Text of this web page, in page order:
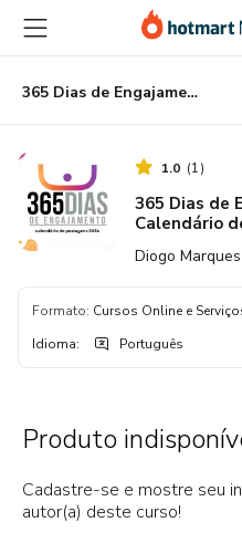
para
conteúdo
principal
para
pagamento
para
rodapé
365 Dias de Engajamento Premium - Calendário de Conteúdo 2024
1.0 (1)
365 Dias de
Calendário
Diogo Marques
Formato: Cursos Online e
Idioma: Português
Produto
Cadastre-se e mostre seu
autor(a) deste curso!